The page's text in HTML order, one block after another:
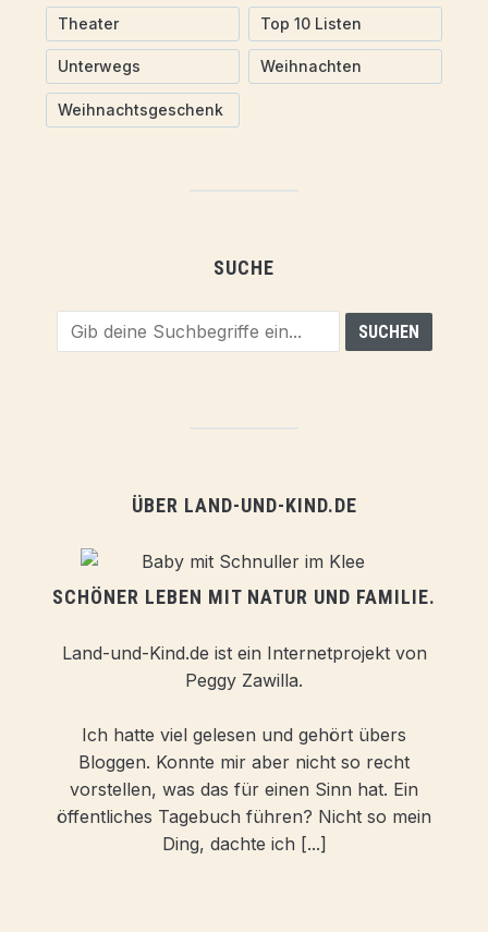
Theater Top 10 Listen
Unterwegs Weihnachten
Weihnachtsgeschenk
SUCHE
ÜBER LAND-UND-KIND.DE
SCHÖNER LEBEN MIT NATUR UND FAMILIE.
Land-und-Kind.de ist ein Internetprojekt von
Peggy Zawilla.
Ich hatte viel gelesen und gehört übers
Bloggen. Konnte mir aber nicht so recht
vorstellen, was das für einen Sinn hat. Ein
öffentliches Tagebuch führen? Nicht so mein
Ding, dachte ich [...]